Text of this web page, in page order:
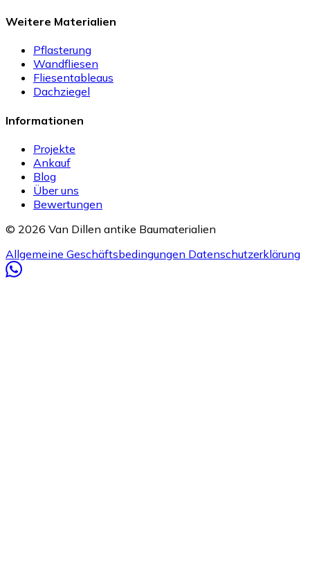
Weitere Materialien
Pflasterung
Wandfliesen
Fliesentableaus
Dachziegel
Informationen
Projekte
Ankauf
Blog
Über uns
Bewertungen
© 2026 Van Dillen antike Baumaterialien
Allgemeine Geschäftsbedingungen Datenschutzerklärung